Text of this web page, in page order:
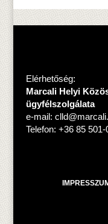
Elérhetőség:
Marcali Helyi
ügyfélszolgálata
e-mail:
Telefon: +36 85 501-